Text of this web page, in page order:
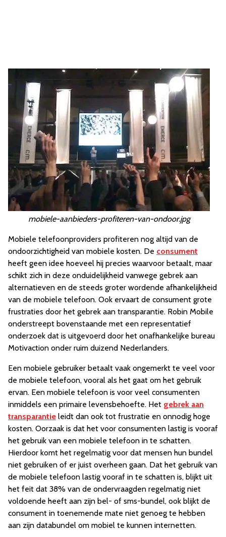
mobiele-aanbieders-profiteren-van-ondoor.jpg
Mobiele telefoonproviders profiteren nog altijd van de
ondoorzichtigheid van mobiele kosten. De consument
heeft geen idee hoeveel hij precies waarvoor betaalt, maar
schikt zich in deze onduidelijkheid vanwege gebrek aan
alternatieven en de steeds groter wordende afhankelijkheid
van de mobiele telefoon. Ook ervaart de consument grote
frustraties door het gebrek aan transparantie. Robin Mobile
onderstreept bovenstaande met een representatief
onderzoek dat is uitgevoerd door het onafhankelijke bureau
Motivaction onder ruim duizend Nederlanders.
Een mobiele gebruiker betaalt vaak ongemerkt te veel voor
de mobiele telefoon, vooral als het gaat om het gebruik
ervan. Een mobiele telefoon is voor veel consumenten
inmiddels een primaire levensbehoefte. Het gebrek aan
transparantie leidt dan ook tot frustratie en onnodig hoge
kosten. Oorzaak is dat het voor consumenten lastig is vooraf
het gebruik van een mobiele telefoon in te schatten.
Hierdoor komt het regelmatig voor dat mensen hun bundel
niet gebruiken of er juist overheen gaan. Dat het gebruik van
de mobiele telefoon lastig vooraf in te schatten is, blijkt uit
het feit dat 38% van de ondervraagden regelmatig niet
voldoende heeft aan zijn bel- of sms-bundel, ook blijkt de
consument in toenemende mate niet genoeg te hebben
aan zijn databundel om mobiel te kunnen internetten.